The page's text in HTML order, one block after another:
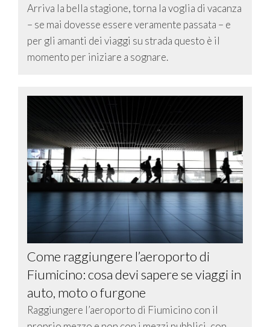
Arriva la bella stagione, torna la voglia di vacanza
– se mai dovesse essere veramente passata – e
per gli amanti dei viaggi su strada questo è il
momento per iniziare a sognare.
Come raggiungere l’aeroporto di
Fiumicino: cosa devi sapere se viaggi in
auto, moto o furgone
Raggiungere l’aeroporto di Fiumicino con il